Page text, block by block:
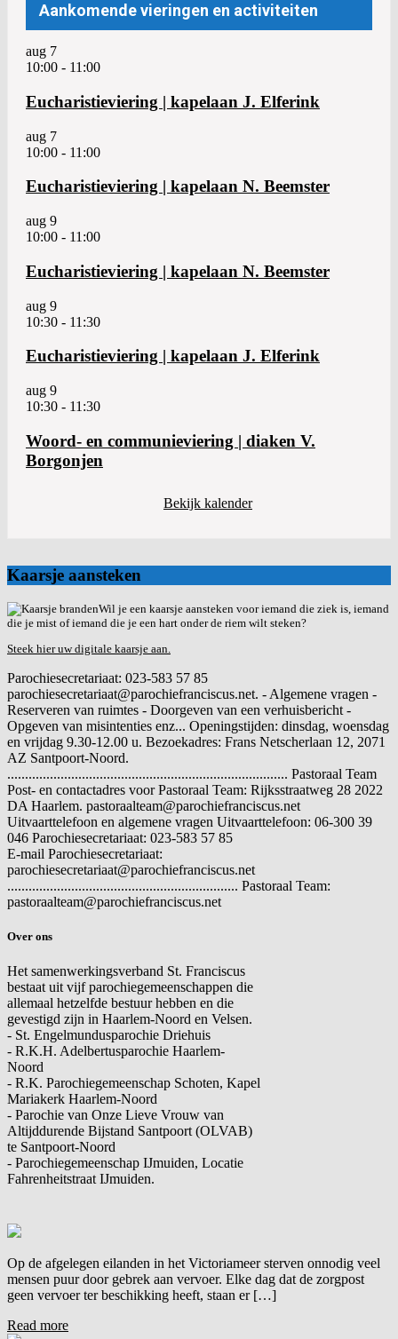
Aankomende vieringen en activiteiten
aug 7
10:00 - 11:00
Eucharistieviering | kapelaan J. Elferink
aug 7
10:00 - 11:00
Eucharistieviering | kapelaan N. Beemster
aug 9
10:00 - 11:00
Eucharistieviering | kapelaan N. Beemster
aug 9
10:30 - 11:30
Eucharistieviering | kapelaan J. Elferink
aug 9
10:30 - 11:30
Woord- en communieviering | diaken V.
Borgonjen
Bekijk kalender
Kaarsje aansteken
Wil je een kaarsje aansteken voor iemand die ziek is, iemand
die je mist of iemand die je een hart onder de riem wilt steken?
Steek hier uw digitale kaarsje aan.
Parochiesecretariaat: 023-583 57 85
parochiesecretariaat@parochiefranciscus.net. - Algemene vragen -
Reserveren van ruimtes - Doorgeven van een verhuisbericht -
Opgeven van misintenties enz... Openingstijden: dinsdag, woensdag
en vrijdag 9.30-12.00 u. Bezoekadres: Frans Netscherlaan 12, 2071
AZ Santpoort-Noord.
............................................................................... Pastoraal Team
Post- en contactadres voor Pastoraal Team: Rijksstraatweg 28 2022
DA Haarlem. pastoraalteam@parochiefranciscus.net
Uitvaarttelefoon en algemene vragen Uitvaarttelefoon: 06-300 39
046 Parochiesecretariaat: 023-583 57 85
E-mail Parochiesecretariaat:
parochiesecretariaat@parochiefranciscus.net
................................................................. Pastoraal Team:
pastoraalteam@parochiefranciscus.net
Over ons
Het samenwerkingsverband St. Franciscus
bestaat uit vijf parochiegemeenschappen die
allemaal hetzelfde bestuur hebben en die
gevestigd zijn in Haarlem-Noord en Velsen.
- St. Engelmundusparochie Driehuis
- R.K.H. Adelbertusparochie Haarlem-
Noord
- R.K. Parochiegemeenschap Schoten, Kapel
Mariakerk Haarlem-Noord
- Parochie van Onze Lieve Vrouw van
Altijddurende Bijstand Santpoort (OLVAB)
te Santpoort-Noord
- Parochiegemeenschap IJmuiden, Locatie
Fahrenheitstraat IJmuiden.
Op de afgelegen eilanden in het Victoriameer sterven onnodig veel
mensen puur door gebrek aan vervoer. Elke dag dat de zorgpost
geen vervoer ter beschikking heeft, staan er […]
Read more